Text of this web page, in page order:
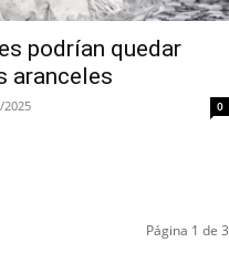
podrían quedar
aranceles
2025 0
Página 1 de 3